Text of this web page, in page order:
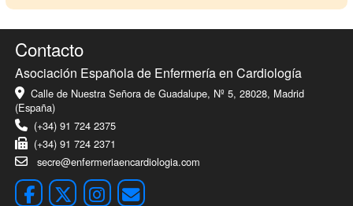
Contacto
Asociación Española de Enfermería en Cardiología
Calle de Nuestra Señora de Guadalupe, Nº 5, 28028, Madrid
(España)
(+34) 91 724 2375
(+34) 91 724 2371
secre@enfermeriaencardiologia.com